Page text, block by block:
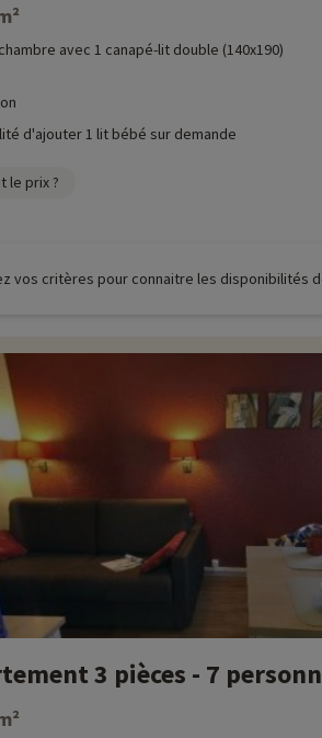
avec 1 canapé-lit double (140x190)
d'ajouter 1 lit bébé sur demande
le prix ?
vos critères pour connaitre les disponibilités
3 pièces - 7